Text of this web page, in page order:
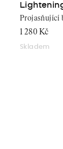
1 280 Kč
Skladem
Projasňující